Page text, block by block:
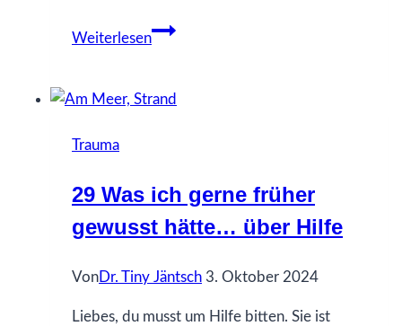
Weiterlesen
13
gerne
über
Suizidphantasien
Trauma
29 Was ich gerne früher
gewusst hätte… über Hilfe
VonDr. Tiny Jäntsch 3. Oktober 2024
Liebes, du musst um Hilfe bitten. Sie ist